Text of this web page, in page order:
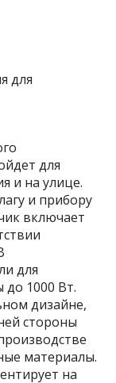
для
и на улице.
и прибору
включает
для
1000 Вт.
дизайне,
стороны
материалы.
на